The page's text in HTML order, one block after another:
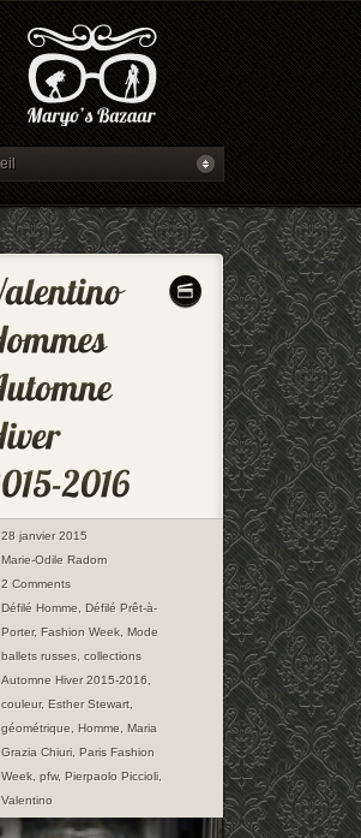
28 janvier 2015
Marie-Odile Radom
2 Comments
Défilé Homme
Défilé Prêt-à-
Porter, Fashion Week Mode
ballets russes collections
Automne Hiver 2015-2016
couleur, Esther Stewart
géométrique
Homme
Maria
Grazia Chiuri Paris Fashion
Week pfw, Pierpaolo Piccioli
Valentino